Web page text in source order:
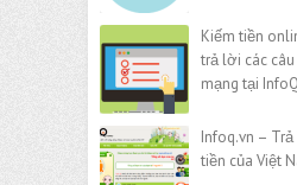
Kiếm tiền
trả lời các
mạng tại InfoQ
Infoq.vn –
tiền của Việt